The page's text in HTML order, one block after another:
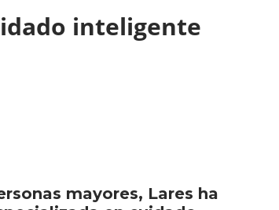
inteligente
mayores, Lares ha